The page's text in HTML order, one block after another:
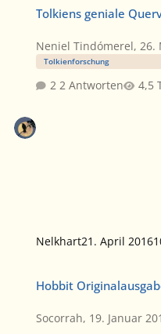
Tolkiens geniale
Neniel Tindómerel, 26.
Tolkienforschung
2 Antworten
Nelkhart21. April 2016
Hobbit
Socorrah, 19. Januar